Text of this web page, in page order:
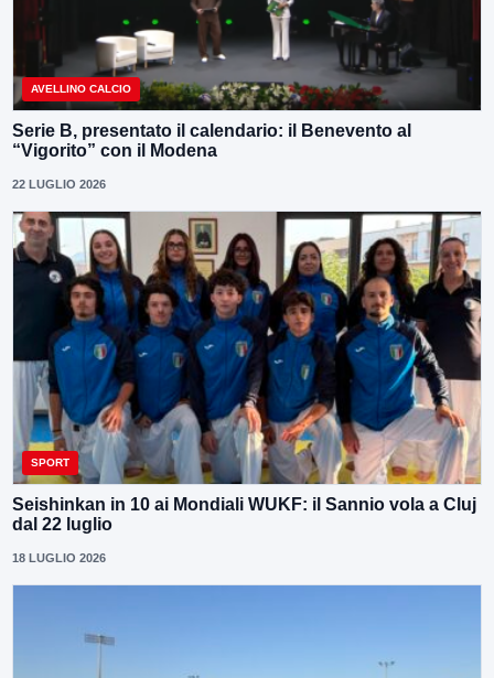
AVELLINO CALCIO
Serie B, presentato il calendario: il Benevento al
“Vigorito” con il Modena
22 LUGLIO 2026
SPORT
Seishinkan in 10 ai Mondiali WUKF: il Sannio vola a Cluj
dal 22 luglio
18 LUGLIO 2026